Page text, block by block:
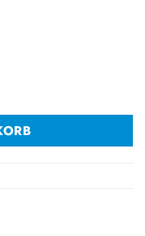
T350 x B1750 mm,